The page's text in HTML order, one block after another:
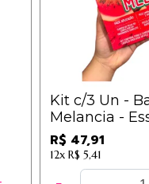
Kit c/3 Un -
Melancia -
Mulher
R$ 47,91
12x R$ 5,41